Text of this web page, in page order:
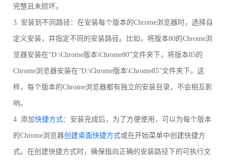
完整且未损坏。
3. 安装到不同路径：在安装每个版本的Chrome浏览器时，选择自
定义安装，并指定不同的安装路径。比如，将版本80的Chrome浏
览器安装在“D:\Chrome版本\Chrome80”文件夹下，将版本85的
Chrome浏览器安装在“D:\Chrome版本\Chrome85”文件夹下。这
样，每个版本的Chrome浏览器都有独立的安装目录，不会相互影
响。
4. 添加快捷方式：安装完成后，为了方便使用，可以为每个版本
的Chrome浏览器创建桌面快捷方式或在开始菜单中创建快捷方
式。在创建快捷方式时，确保指向正确的安装路径下的可执行文